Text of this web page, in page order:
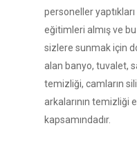
personeller
eğitimleri almış ve
sizlere sunmak için
alan banyo, tuvalet,
temizliği, camların
arkalarının temizliği
kapsamındadır.